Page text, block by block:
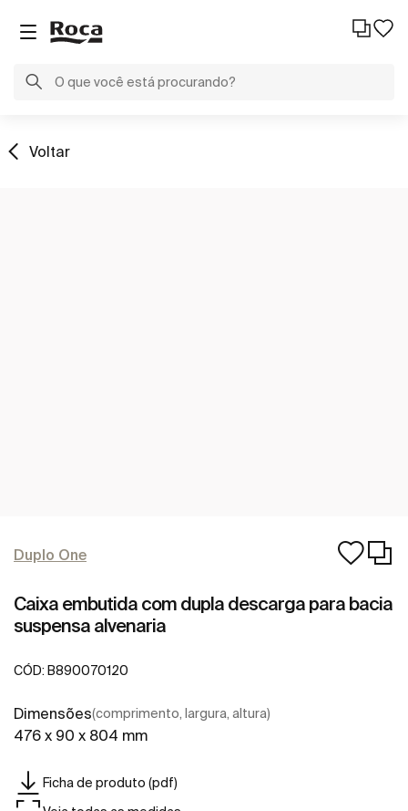
Voltar
Duplo One
Caixa embutida com dupla descarga para bacia
suspensa alvenaria
CÓD: B890070120
Dimensões(comprimento, largura, altura)
476 x 90 x 804 mm
Ficha de produto (pdf)